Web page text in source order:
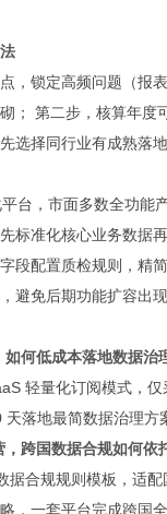
，锁定高频问题（报
； 第二步，核算年
选择同行业有成熟落
台，市面多数全功能
标准化核心业务数据
段配置质检规则，精
避免后期功能扩容出现
何低成本落地数据治
轻量化订阅模式，
落地最简数据治理方
跨国数据合规如何
据合规规则模板，适
，一套平台完成跨国